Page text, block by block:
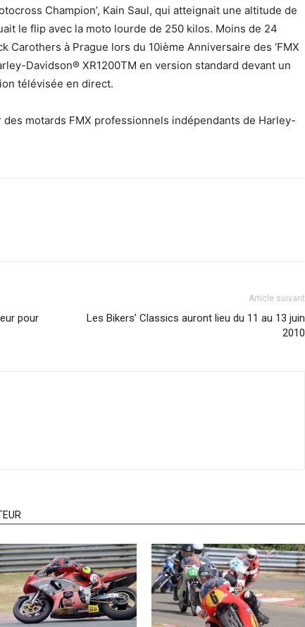
Champion’, Kain Saul, qui atteignait une altitude de
le flip avec la moto lourde de 250 kilos. Moins de 24
Carothers à Prague lors du 10ième Anniversaire des ‘FMX
Davidson® XR1200TM en version standard devant un
télévisée en direct.
motards FMX professionnels indépendants de Harley-
pour
Article suivant
Les Bikers’ Classics auront lieu du 11 au 13 juin
2010